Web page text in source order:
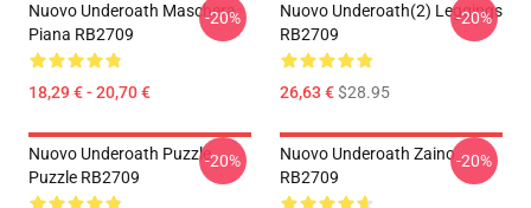
Nuovo Underoath Maschera
Piana RB2709
18,29 € - 20,70 €
-20%
Nuovo Underoath(2) Leggings
RB2709
26,63 €$28.95
-20%
Nuovo Underoath Puzzle
Puzzle RB2709
-20%
Nuovo Underoath Zaino
RB2709
-20%